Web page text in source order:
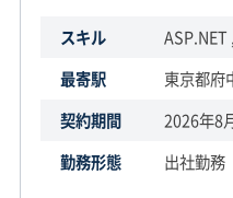
スキル
最寄駅
東京都府
契約期間
2026年8
勤務形態
出社勤務